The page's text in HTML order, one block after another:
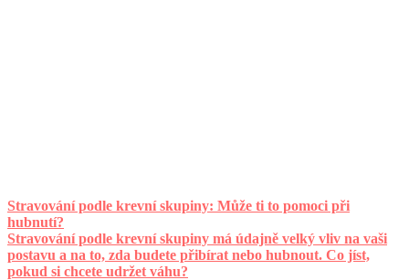
Stravování podle krevní skupiny: Může ti to pomoci při
hubnutí?
Stravování podle krevní skupiny má údajně velký vliv na vaši
postavu a na to, zda budete přibírat nebo hubnout. Co jíst,
pokud si chcete udržet váhu?